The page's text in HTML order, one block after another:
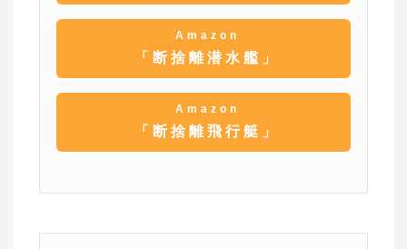
Amazon
「断捨離潜水艦」
Amazon
「断捨離飛行艇」